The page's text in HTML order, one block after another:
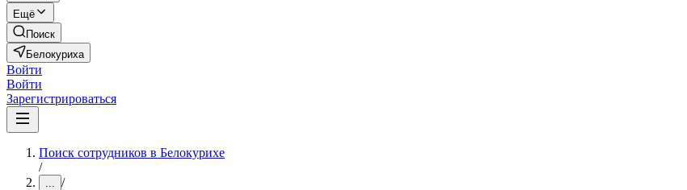
Ещё
Поиск
Белокуриха
Войти
Войти
Зарегистрироваться
Поиск сотрудников в Белокурихе
/
... /